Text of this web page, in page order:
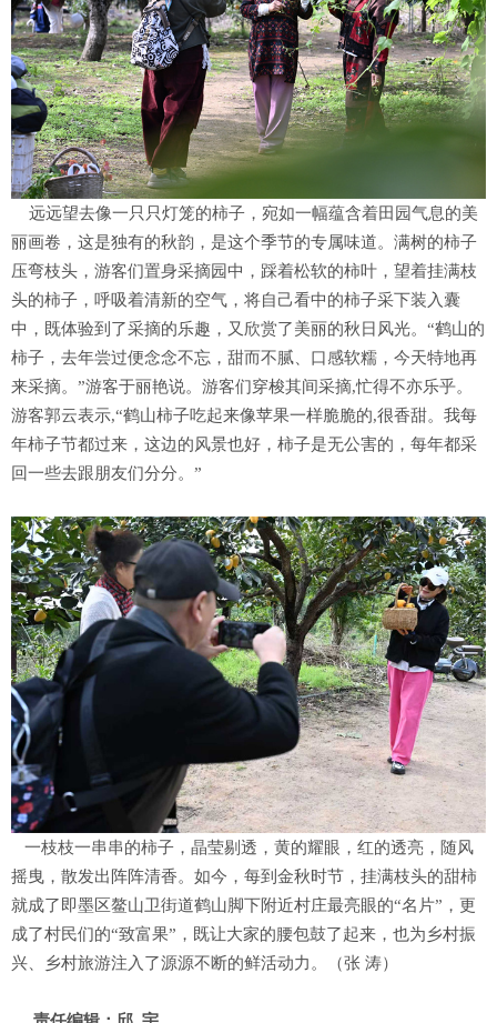
远远望去像一只只灯笼的柿子，宛如一幅蕴含着田园气息的美
丽画卷，这是独有的秋韵，是这个季节的专属味道。满树的柿子
压弯枝头，游客们置身采摘园中，踩着松软的柿叶，望着挂满枝
头的柿子，呼吸着清新的空气，将自己看中的柿子采下装入囊
中，既体验到了采摘的乐趣，又欣赏了美丽的秋日风光。“鹤山的
柿子，去年尝过便念念不忘，甜而不腻、口感软糯，今天特地再
来采摘。”游客于丽艳说。游客们穿梭其间采摘,忙得不亦乐乎。
游客郭云表示,“鹤山柿子吃起来像苹果一样脆脆的,很香甜。我每
年柿子节都过来，这边的风景也好，柿子是无公害的，每年都采
回一些去跟朋友们分分。”
一枝枝一串串的柿子，晶莹剔透，黄的耀眼，红的透亮，随风
摇曳，散发出阵阵清香。如今，每到金秋时节，挂满枝头的甜柿
就成了即墨区鳌山卫街道鹤山脚下附近村庄最亮眼的“名片”，更
成了村民们的“致富果”，既让大家的腰包鼓了起来，也为乡村振
兴、乡村旅游注入了源源不断的鲜活动力。（张 涛）